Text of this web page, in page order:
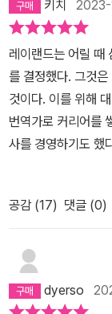
께를 종종 체크해
를 천천히 산책하듯
매혹적인 문장을 즐
한 순간도 있었다는
하여 읽었다. 암흑
으로 온 세상이 하
에서 찾은 생의 경
의 것이기도 하니
넣어 주는 공기를 깊
갖는 것도 필요한
함에 정신이 맑아
어휘로 깊이 있는 이
예민한 감각을 가지
다.오진을 알고 난
과 달라집니다. 시
의 시간으로 다시
고 그는 달라진 시
유를 죽은 아내에게
언어를 찾아나갑니
과 이웃, 친구, 동
책처럼 그를 스쳐지
한 깊은 성찰이 독
는 소설이었습니다.
키치 2023-
레이랜드는 어릴 때
를 결정했다. 그것
것이다. 이를 위해
번역가로 커리어를
사를 경영하기도 했
살아야 후회 없이
있는 트리에스테를
다. 런던에서 레이
서 지내며 자신의
지와 피상적인 학
비원으로 일하며 외
공감 (17) 댓글 (0)
dyerso